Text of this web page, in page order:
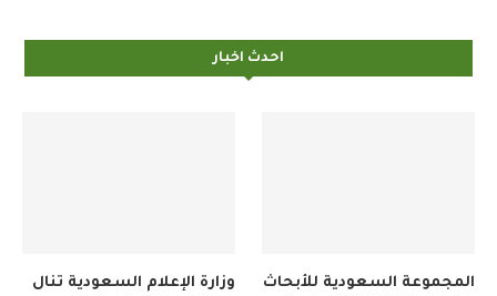
احدث اخبار
وزارة الإعلام السعودية تنال
المجموعة السعودية للأبحاث